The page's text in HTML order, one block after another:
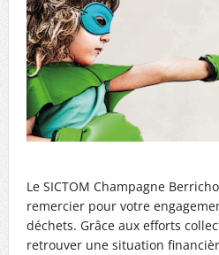
Le SICTOM Champagne
remercier pour votre
déchets. Grâce aux efforts
retrouver une situation